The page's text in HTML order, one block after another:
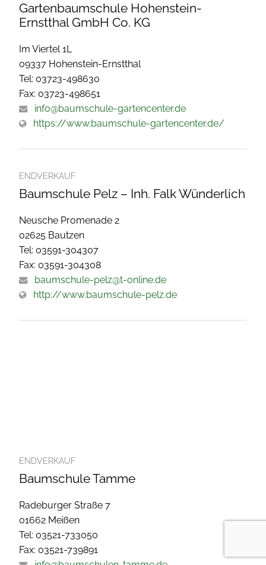
Gartenbaumschule Hohenstein-
Ernstthal GmbH Co. KG
Im Viertel 1L
09337 Hohenstein-Ernstthal
Tel: 03723-498630
Fax: 03723-498651
info@baumschule-gartencenter.de
https://www.baumschule-gartencenter.de/
ENDVERKAUF
Baumschule Pelz – Inh. Falk Wünderlich
Neusche Promenade 2
02625 Bautzen
Tel: 03591-304307
Fax: 03591-304308
baumschule-pelz@t-online.de
http://www.baumschule-pelz.de
ENDVERKAUF
Baumschule Tamme
Radeburger Straße 7
01662 Meißen
Tel: 03521-733050
Fax: 03521-739891